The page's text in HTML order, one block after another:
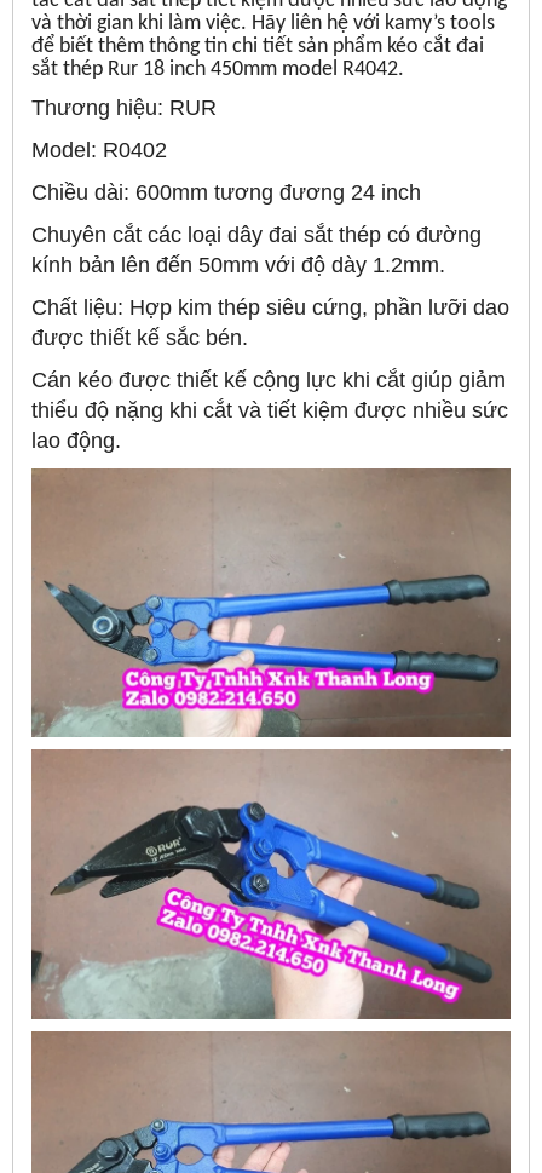
và thời gian khi làm việc. Hãy liên hệ với kamy’s tools
để biết thêm thông tin chi tiết sản phẩm kéo cắt đai
sắt thép Rur 18 inch 450mm model R4042.
Thương hiệu: RUR
Model: R0402
Chiều dài: 600mm tương đương 24 inch
Chuyên cắt các loại dây đai sắt thép có đường
kính bản lên đến 50mm với độ dày 1.2mm.
Chất liệu: Hợp kim thép siêu cứng, phần lưỡi dao
được thiết kế sắc bén.
Cán kéo được thiết kế cộng lực khi cắt giúp giảm
thiểu độ nặng khi cắt và tiết kiệm được nhiều sức
lao động.